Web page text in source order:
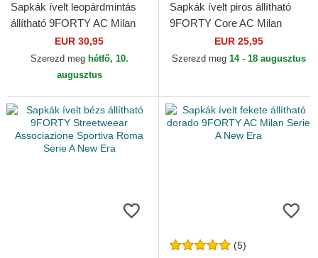
Sapkák ívelt leopárdmintás
állítható 9FORTY AC Milan
Serie A New Era
EUR 30,95
Szerezd meg hétfő, 10.
augusztus
Sapkák ívelt piros állítható
9FORTY Core AC Milan
Serie A New Era
EUR 25,95
Szerezd meg 14 - 18 augusztus
(5)